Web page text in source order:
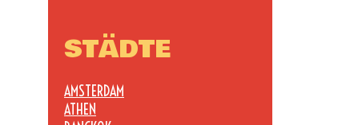
STÄDTE
AMSTERDAM
ATHEN